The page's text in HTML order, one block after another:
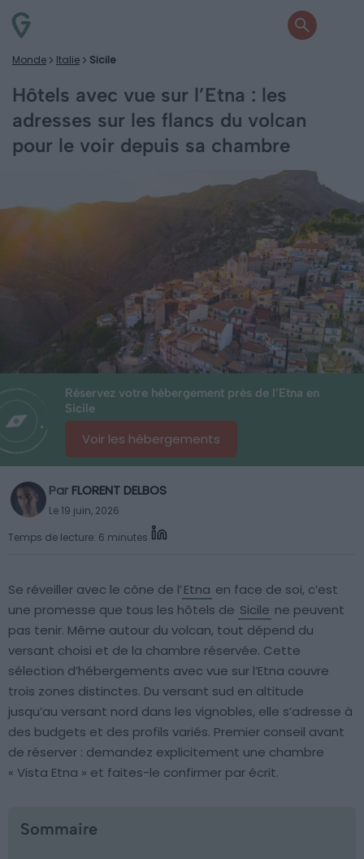
Monde Italie Sicile
Hôtels avec vue sur l’Etna : les
adresses sur les flancs du volcan
pour le voir depuis sa chambre
Réservez votre hébergement près de l’Etna en
Sicile
Voir les hébergements
Par FLORENT DELBOS
Le 19 juin, 2026
Temps de lecture: 6 minutes
Se réveiller avec le cône de l’Etna en face de soi, c’est
une promesse que tous les hôtels de Sicile ne peuvent
pas tenir. Même autour du volcan, tout dépend du
versant choisi et de la chambre réservée. Cette
sélection d’hébergements avec vue sur l’Etna couvre
trois zones distinctes. Du versant sud en altitude
jusqu’au versant nord dans les vignobles, elle s’adresse à
des budgets et des profils variés. Premier conseil avant
de réserver : demandez explicitement une chambre
« Vista Etna » et faites-le confirmer par écrit.
Sommaire